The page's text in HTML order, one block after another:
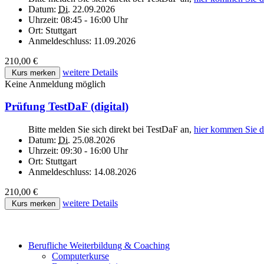
Datum: Di. 22.09.2026
Uhrzeit: 08:45 - 16:00 Uhr
Ort: Stuttgart
Anmeldeschluss: 11.09.2026
210,00 €
Kurs merken
weitere Details
Keine Anmeldung möglich
Prüfung TestDaF (digital)
Bitte melden Sie sich direkt bei TestDaF an, hier kommen Sie
Datum: Di. 25.08.2026
Uhrzeit: 09:30 - 16:00 Uhr
Ort: Stuttgart
Anmeldeschluss: 14.08.2026
210,00 €
Kurs merken weitere Details
Berufliche Weiterbildung & Coaching
Computerkurse